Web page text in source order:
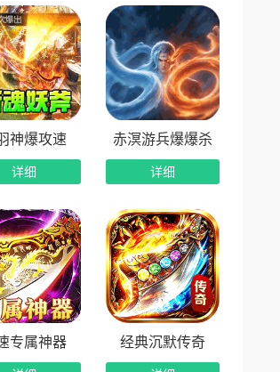
耀。
神爆攻速
详细
赤溟游兵爆爆杀
详细
专属神器 经典沉默传奇